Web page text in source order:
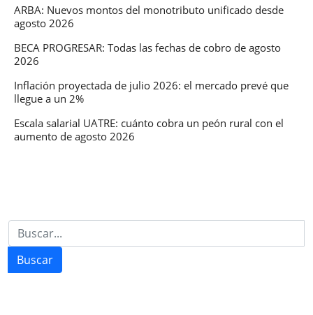
ARBA: Nuevos montos del monotributo unificado desde
agosto 2026
BECA PROGRESAR: Todas las fechas de cobro de agosto
2026
Inflación proyectada de julio 2026: el mercado prevé que
llegue a un 2%
Escala salarial UATRE: cuánto cobra un peón rural con el
aumento de agosto 2026
Buscar